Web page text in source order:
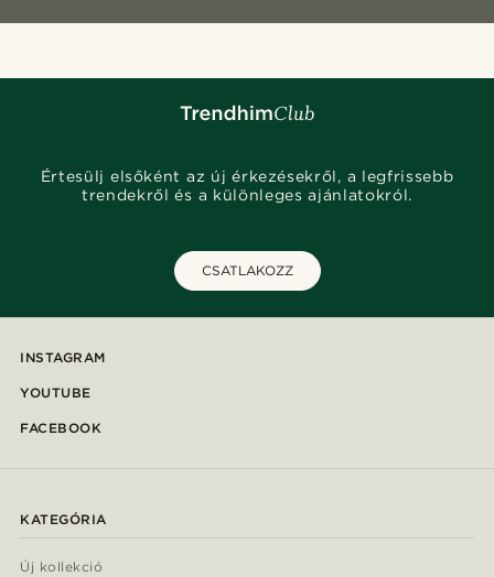
Értesülj elsőként az új érkezésekről, a legfrissebb
trendekről és a különleges ajánlatokról.
CSATLAKOZZ
INSTAGRAM
YOUTUBE
FACEBOOK
KATEGÓRIA
Új kollekció